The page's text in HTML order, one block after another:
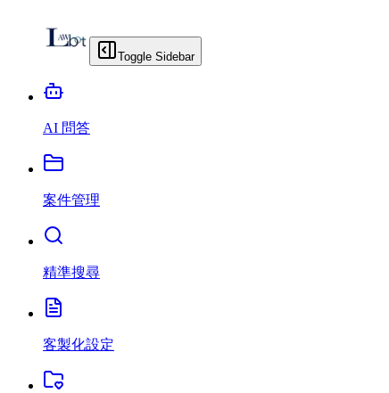
Toggle Sidebar
AI 問答
案件管理
精準搜尋
客製化設定